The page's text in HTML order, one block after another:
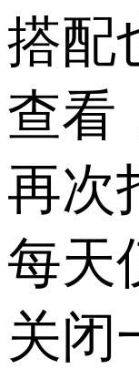
搭配
查看
再次
每天
关闭